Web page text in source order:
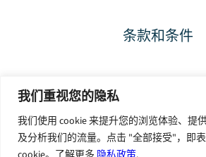
我们重视您的隐私
我们使用 cookie 来提升您的浏览体验、提
及分析我们的流量。点击 "全部接受"，即
条款和条件
使用条款